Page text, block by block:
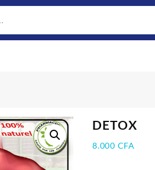
DETOX
8.000 CFA